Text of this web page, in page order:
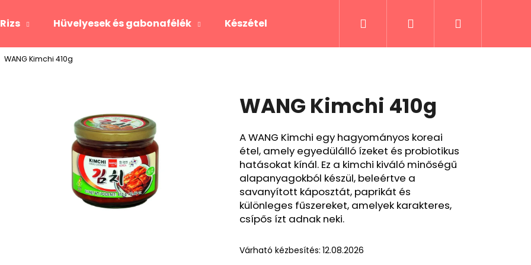
Rizs Hüvelyesek és gabonafélék Készételek Fűszerek és receptek Italok
Keresés Bejelentkezés
WANG Kimchi 410g
WANG Kimchi 410g
A WANG Kimchi egy hagyományos koreai
étel, amely egyedülálló ízeket és probiotikus
hatásokat kínál. Ez a kimchi kiváló minőségű
alapanyagokból készül, beleértve a
savanyított káposztát, paprikát és
különleges fűszereket, amelyek karakteres,
csípős ízt adnak neki.
Várható kézbesítés: 12.08.2026
Mit keres?